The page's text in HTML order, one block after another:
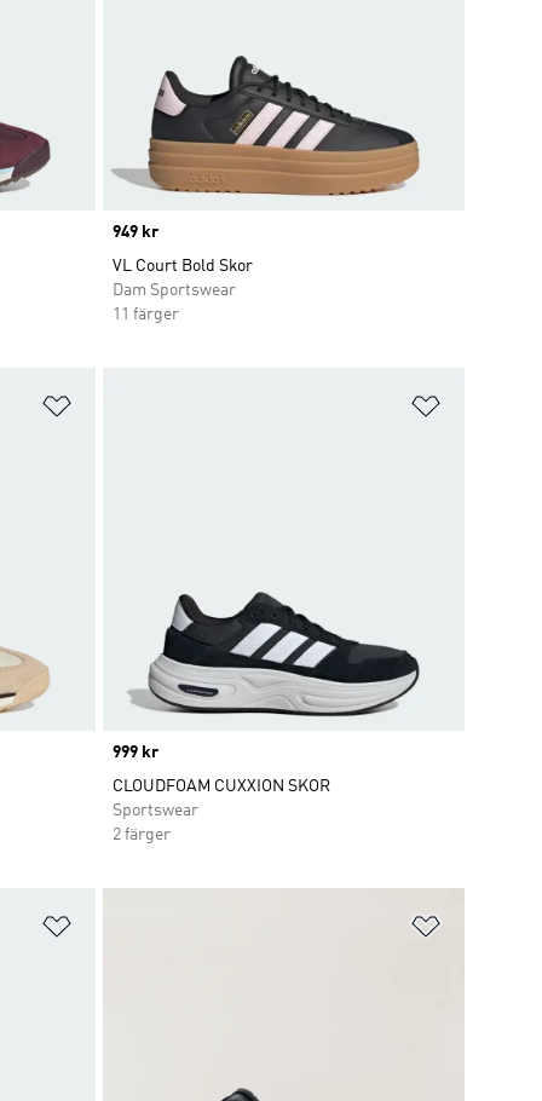
Price
949 kr
VL Court Bold Skor
Dam Sportswear
11 färger
Price
999 kr
CLOUDFOAM CUXXION SKOR
Sportswear
2 färger